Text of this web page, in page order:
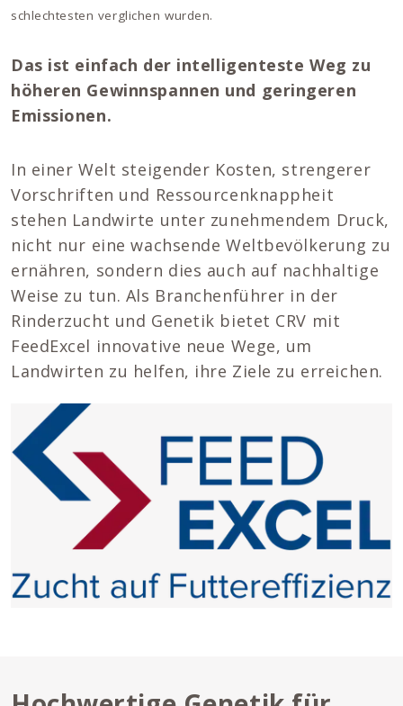
schlechtesten verglichen wurden.
Das ist einfach der intelligenteste Weg zu
höheren Gewinnspannen und geringeren
Emissionen.
In einer Welt steigender Kosten, strengerer
Vorschriften und Ressourcenknappheit
stehen Landwirte unter zunehmendem Druck,
nicht nur eine wachsende Weltbevölkerung zu
ernähren, sondern dies auch auf nachhaltige
Weise zu tun. Als Branchenführer in der
Rinderzucht und Genetik bietet CRV mit
FeedExcel innovative neue Wege, um
Landwirten zu helfen, ihre Ziele zu erreichen.